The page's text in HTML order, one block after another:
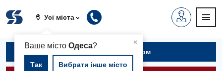
Усі міста
×
Ваше містоОдеса?
Так Вибрати інше місто
Записатися на прийом